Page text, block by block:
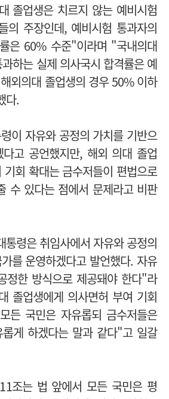
졸업생은 치르지 않는 예비시험
의 주장인데, 예비시험 통과자의
은 60% 수준"이라며 "국내의대
하는 실제 의사국시 합격률은 예
외의대 졸업생의 경우 50% 이하
다.
이 자유와 공정의 가치를 기반으
고 공언했지만, 해외 의대 졸업
회 확대는 금수저들이 편법으로
수 있다는 점에서 문제라고 비판
통령은 취임사에서 자유와 공정의
를 운영하겠다고 발언했다. 자유
정한 방식으로 제공돼야 한다"라
졸업생에게 의사면허 부여 기회
든 국민은 자유롭되 금수저들은
게 하겠다는 말과 같다"고 일갈
조는 법 앞에서 모든 국민은 평